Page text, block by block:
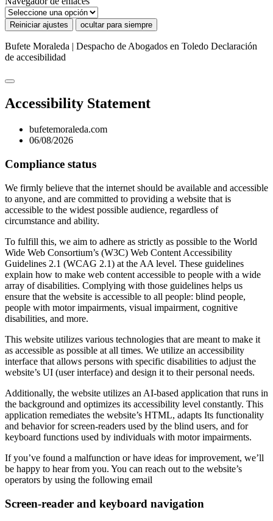
Reiniciar ajustes ocultar para siempre
Bufete Moraleda | Despacho de Abogados en Toledo Declaración
de accesibilidad
Accessibility Statement
bufetemoraleda.com
06/08/2026
Compliance status
We firmly believe that the internet should be available and accessible
to anyone, and are committed to providing a website that is
accessible to the widest possible audience, regardless of
circumstance and ability.
To fulfill this, we aim to adhere as strictly as possible to the World
Wide Web Consortium’s (W3C) Web Content Accessibility
Guidelines 2.1 (WCAG 2.1) at the AA level. These guidelines
explain how to make web content accessible to people with a wide
array of disabilities. Complying with those guidelines helps us
ensure that the website is accessible to all people: blind people,
people with motor impairments, visual impairment, cognitive
disabilities, and more.
This website utilizes various technologies that are meant to make it
as accessible as possible at all times. We utilize an accessibility
interface that allows persons with specific disabilities to adjust the
website’s UI (user interface) and design it to their personal needs.
Additionally, the website utilizes an AI-based application that runs in
the background and optimizes its accessibility level constantly. This
application remediates the website’s HTML, adapts Its functionality
and behavior for screen-readers used by the blind users, and for
keyboard functions used by individuals with motor impairments.
If you’ve found a malfunction or have ideas for improvement, we’ll
be happy to hear from you. You can reach out to the website’s
operators by using the following email
Screen-reader and keyboard navigation